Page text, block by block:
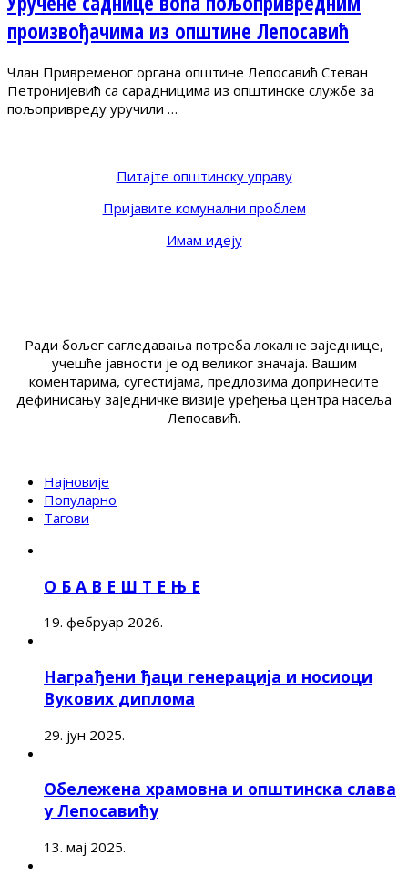
произвођачима из општине Лепосавић
Члан Привременог органа општине Лепосавић Стеван
Петронијевић са сарадницима из општинске службе за
пољопривреду уручили …
Питајте општинску управу
Пријавите комунални проблем
Имам идеју
Ради бољег сагледавања потреба локалне заједнице,
учешће јавности је од великог значаја. Вашим
коментарима, сугестијама, предлозима допринесите
дефинисању заједничке визије уређења центра насеља
Лепосавић.
Најновије
Популарно
Тагови
О Б А В Е Ш Т Е Њ Е
19. фебруар 2026.
Награђени ђаци генерација и носиоци
Вукових диплома
29. јун 2025.
Обележена храмовна и општинска слава
у Лепосавићу
13. мај 2025.